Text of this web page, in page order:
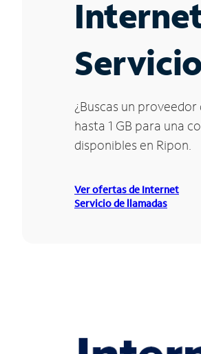
¿Buscas un
hasta 1 GB para una
disponibles en Ripon.
Ver ofertas de Internet
Servicio de llamadas